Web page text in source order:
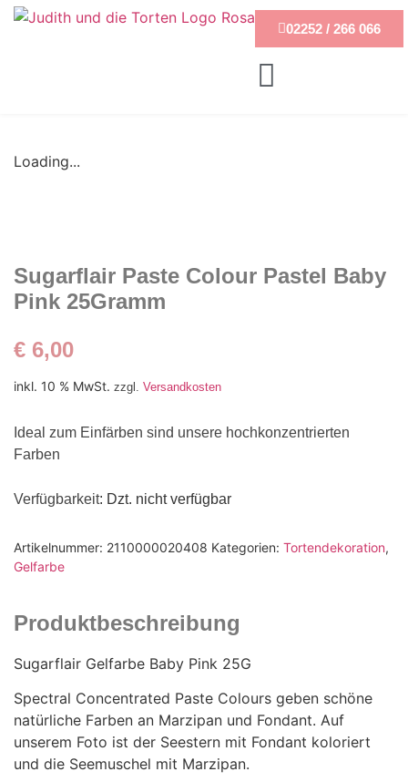
02252 / 266 066
Loading...
Sugarflair Paste Colour Pastel Baby
Pink 25Gramm
€ 6,00
inkl. 10 % MwSt. zzgl. Versandkosten
Ideal zum Einfärben sind unsere hochkonzentrierten
Farben
Verfügbarkeit: Dzt. nicht verfügbar
Artikelnummer: 2110000020408 Kategorien: Tortendekoration,
Gelfarbe
Produktbeschreibung
Sugarflair Gelfarbe Baby Pink 25G
Spectral Concentrated Paste Colours geben schöne
natürliche Farben an Marzipan und Fondant. Auf
unserem Foto ist der Seestern mit Fondant koloriert
und die Seemuschel mit Marzipan.